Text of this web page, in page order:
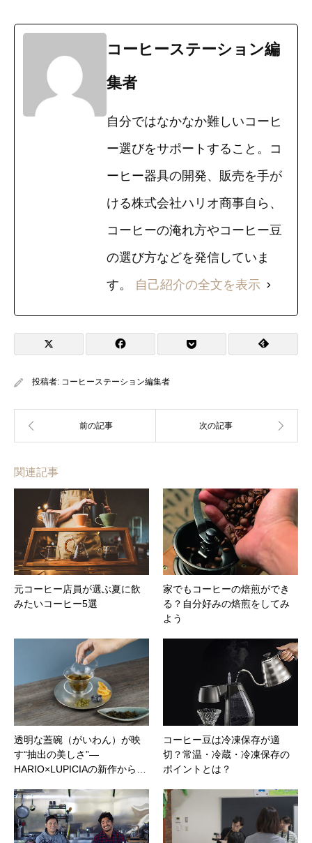
コーヒーステーション編
集者
自分ではなかなか難しいコーヒ
ー選びをサポートすること。コ
ーヒー器具の開発、販売を手が
ける株式会社ハリオ商事自ら、
コーヒーの淹れ方やコーヒー豆
の選び方などを発信していま
す。 自己紹介の全文を表示
投稿者: コーヒーステーション編集者
関連記事
元コーヒー店員が選ぶ夏に飲
みたいコーヒー5選
家でもコーヒーの焙煎ができ
る？自分好みの焙煎をしてみ
よう
透明な蓋碗（がいわん）が映
す“抽出の美しさ”—
HARIO×LUPICIAの新作から…
コーヒー豆は冷凍保存が適
切？常温・冷蔵・冷凍保存の
ポイントとは？